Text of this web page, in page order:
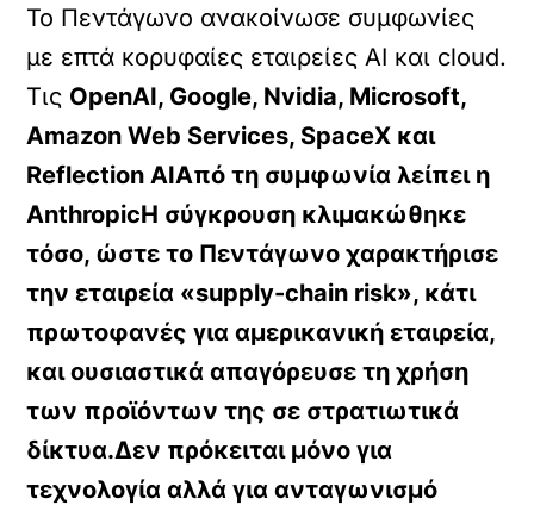
Το Πεντάγωνο ανακοίνωσε συμφωνίες
με επτά κορυφαίες εταιρείες AI και cloud.
Τις OpenAI, Google, Nvidia, Microsoft,
Amazon Web Services, SpaceX και
Reflection AIΑπό τη συμφωνία λείπει η
AnthropicΗ σύγκρουση κλιμακώθηκε
τόσο, ώστε το Πεντάγωνο χαρακτήρισε
την εταιρεία «supply-chain risk», κάτι
πρωτοφανές για αμερικανική εταιρεία,
και ουσιαστικά απαγόρευσε τη χρήση
των προϊόντων της σε στρατιωτικά
δίκτυα.Δεν πρόκειται μόνο για
τεχνολογία αλλά για ανταγωνισμό